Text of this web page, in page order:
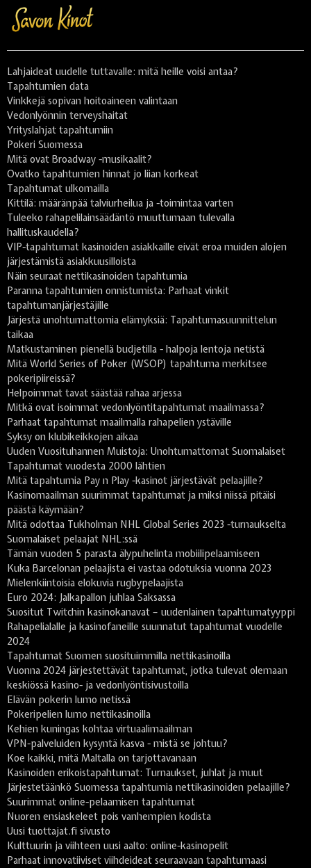
Lahjaideat uudelle tuttavalle: mitä heille voisi antaa?
Tapahtumien data
Vinkkejä sopivan hoitoaineen valintaan
Vedonlyönnin terveyshaitat
Yrityslahjat tapahtumiin
Pokeri Suomessa
Mitä ovat Broadway -musikaalit?
Ovatko tapahtumien hinnat jo liian korkeat
Tapahtumat ulkomailla
Kittilä: määränpää talviurheilua ja -toimintaa varten
Tuleeko rahapelilainsäädäntö muuttumaan tulevalla
hallituskaudella?
VIP-tapahtumat kasinoiden asiakkaille eivät eroa muiden alojen
järjestämistä asiakkuusilloista
Näin seuraat nettikasinoiden tapahtumia
Paranna tapahtumien onnistumista: Parhaat vinkit
tapahtumanjärjestäjille
Järjestä unohtumattomia elämyksiä: Tapahtumasuunnittelun
taikaa
Matkustaminen pienellä budjetilla - halpoja lentoja netistä
Mitä World Series of Poker (WSOP) tapahtuma merkitsee
pokeripiireissä?
Helpoimmat tavat säästää rahaa arjessa
Mitkä ovat isoimmat vedonlyöntitapahtumat maailmassa?
Parhaat tapahtumat maailmalla rahapelien ystäville
Syksy on klubikeikkojen aikaa
Uuden Vuosituhannen Muistoja: Unohtumattomat Suomalaiset
Tapahtumat vuodesta 2000 lähtien
Mitä tapahtumia Pay n Play -kasinot järjestävät pelaajille?
Kasinomaailman suurimmat tapahtumat ja miksi niissä pitäisi
päästä käymään?
Mitä odottaa Tukholman NHL Global Series 2023 -turnaukselta
Suomalaiset pelaajat NHL:ssä
Tämän vuoden 5 parasta älypuhelinta mobiilipelaamiseen
Kuka Barcelonan pelaajista ei vastaa odotuksia vuonna 2023
Mielenkiintoisia elokuvia rugbypelaajista
Euro 2024: Jalkapallon juhlaa Saksassa
Suositut Twitchin kasinokanavat – uudenlainen tapahtumatyyppi
Rahapelialalle ja kasinofaneille suunnatut tapahtumat vuodelle
2024
Tapahtumat Suomen suosituimmilla nettikasinoilla
Vuonna 2024 järjestettävät tapahtumat, jotka tulevat olemaan
keskiössä kasino- ja vedonlyöntisivustoilla
Elävän pokerin lumo netissä
Pokeripelien lumo nettikasinoilla
Kehien kuningas kohtaa virtuaalimaailman
VPN-palveluiden kysyntä kasva - mistä se johtuu?
Koe kaikki, mitä Maltalla on tarjottavanaan
Kasinoiden erikoistapahtumat: Turnaukset, juhlat ja muut
Järjestetäänkö Suomessa tapahtumia nettikasinoiden pelaajille?
Suurimmat online-pelaamisen tapahtumat
Nuoren ensiaskeleet pois vanhempien kodista
Uusi tuottajat.fi sivusto
Kulttuurin ja viihteen uusi aalto: online-kasinopelit
Parhaat innovatiiviset viihdeideat seuraavaan tapahtumaasi